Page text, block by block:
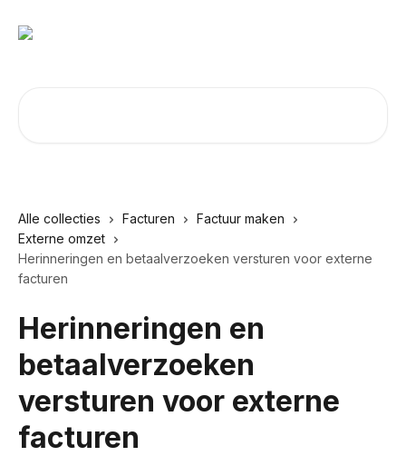
Alle collecties Facturen
Factuur maken
Externe omzet
Herinneringen en betaalverzoeken versturen voor externe
facturen
Herinneringen en
betaalverzoeken
versturen voor externe
facturen